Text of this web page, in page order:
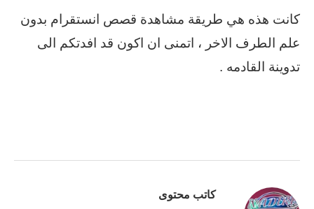
كانت هذه هي طريقة مشاهدة قصص انستقرام بدون
علم الطرف الاخر ، اتمنى ان اكون قد افدتكم الى
تدوينة القادمه .
كاتب محتوى